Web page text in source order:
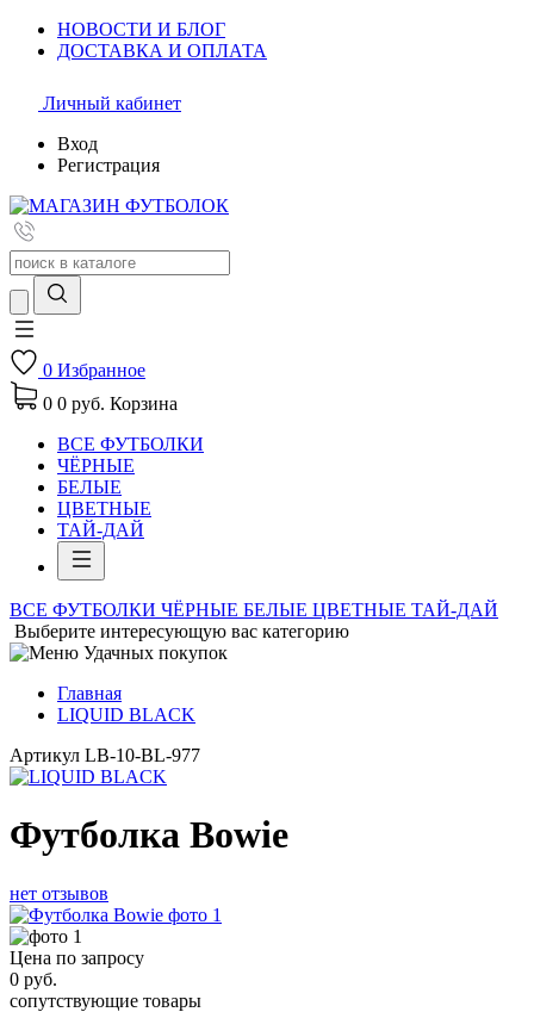
НОВОСТИ И БЛОГ
ДОСТАВКА И ОПЛАТА
Личный кабинет
Вход
Регистрация
0 Избранное
0 0 руб. Корзина
ВСЕ ФУТБОЛКИ
ЧЁРНЫЕ
БЕЛЫЕ
ЦВЕТНЫЕ
ТАЙ-ДАЙ
ВСЕ ФУТБОЛКИ ЧЁРНЫЕ БЕЛЫЕ ЦВЕТНЫЕ ТАЙ-ДАЙ
Выберите интересующую вас категорию
Главная
LIQUID BLACK
Артикул LB-10-BL-977
Футболка Bowie
нет отзывов
Цена по запросу
0 руб.
сопутствующие товары